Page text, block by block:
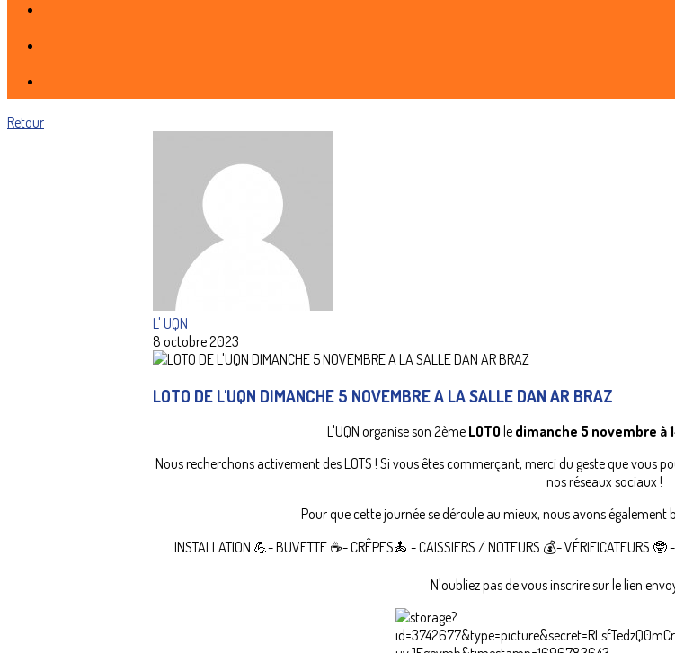
Retour
L' UQN
8 octobre 2023
LOTO DE L'UQN DIMANCHE 5 NOVEMBRE A LA SALLE DAN AR BRAZ
L'UQN organise son 2ème LOTO le dimanche 5 novembre à
Nous recherchons activement des LOTS ! Si vous êtes commerçant, merci du geste que vous
nos réseaux sociaux !
Pour que cette journée se déroule au mieux, nous avons également
INSTALLATION 💪- BUVETTE ☕- CRÊPES🍝 - CAISSIERS / NOTEURS 💰- VÉRIFICATEURS
N'oubliez pas de vous inscrire sur le lien